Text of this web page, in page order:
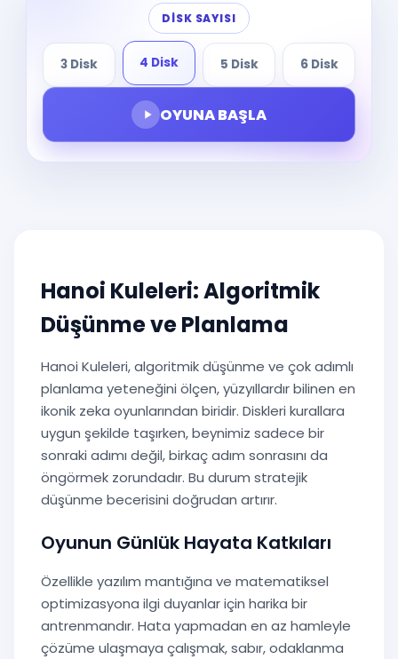
DISK SAYISI
3 Disk 4 Disk 5 Disk 6 Disk
OYUNA BAŞLA
Hanoi Kuleleri: Algoritmik
Düşünme ve Planlama
Hanoi Kuleleri, algoritmik düşünme ve çok adımlı
planlama yeteneğini ölçen, yüzyıllardır bilinen en
ikonik zeka oyunlarından biridir. Diskleri kurallara
uygun şekilde taşırken, beynimiz sadece bir
sonraki adımı değil, birkaç adım sonrasını da
öngörmek zorundadır. Bu durum stratejik
düşünme becerisini doğrudan artırır.
Oyunun Günlük Hayata Katkıları
Özellikle yazılım mantığına ve matematiksel
optimizasyona ilgi duyanlar için harika bir
antrenmandır. Hata yapmadan en az hamleyle
çözüme ulaşmaya çalışmak, sabır, odaklanma